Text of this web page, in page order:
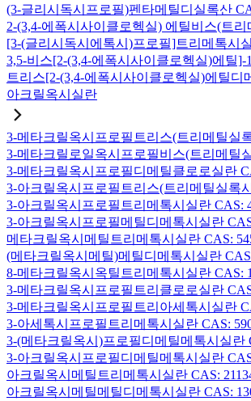
(3-글리시독시프로필)펜타메틸디실록산
2-(3,4-에폭시사이클로헥실) 에틸비스(트
[3-(글리시독시에톡시)프로필]트리메톡시
3,5-비스[2-(3,4-에폭시사이클로헥실)에틸
트리스[2-(3,4-에폭시사이클로헥실)에틸디
아크릴옥시실란
3-메타크릴옥시프로필트리스(트리메틸실
3-메타크릴로일옥시프로필비스(트리메틸
3-메타크릴옥시프로필디메틸클로로실란
3-아크릴옥시프로필트리스(트리메틸실록
3-아크릴옥시프로필트리메톡시실란 CAS:
3-아크릴옥시프로필메틸디메톡시실란
메타크릴옥시메틸트리메톡시실란 CAS:
(메타크릴옥시메틸)메틸디메톡시실란
8-메타크릴옥시옥틸트리메톡시실란 CAS:
3-메타크릴옥시프로필트리클로로실란
3-메타크릴옥시프로필트리아세톡시실란
3-아세톡시프로필트리메톡시실란 CAS:
3-(메타크릴옥시)프로필디메틸메톡시실란
3-아크릴옥시프로필디메틸메톡시실란
아크릴옥시메틸트리메톡시실란 CAS:
아크릴옥시메틸메틸디메톡시실란 CAS: